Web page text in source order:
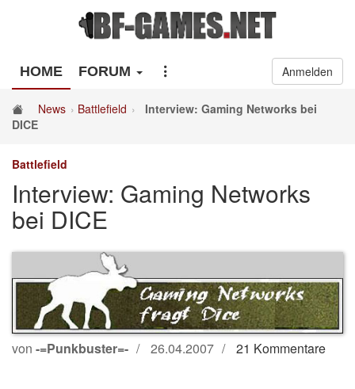
HOME FORUM Anmelden
News Battlefield
Interview: Gaming Networks bei
DICE
Battlefield
Interview: Gaming Networks
bei DICE
von -=Punkbuster=- 26.04.2007 21 Kommentare